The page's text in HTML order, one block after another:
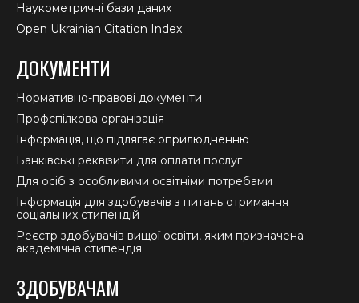
Наукометричні бази даних
Open Ukrainian Citation Index
ДОКУМЕНТИ
Нормативно-правові документи
Профспілкова організація
Інформація, що підлягає оприлюдненню
Банківські реквізити для оплати послуг
Для осіб з особливими освітніми потребами
Інформація для здобувачів з питань отримання
соціальних стипендій
Реєстр здобувачів вищої освіти, яким призначена
академічна стипендія
ЗДОБУВАЧАМ